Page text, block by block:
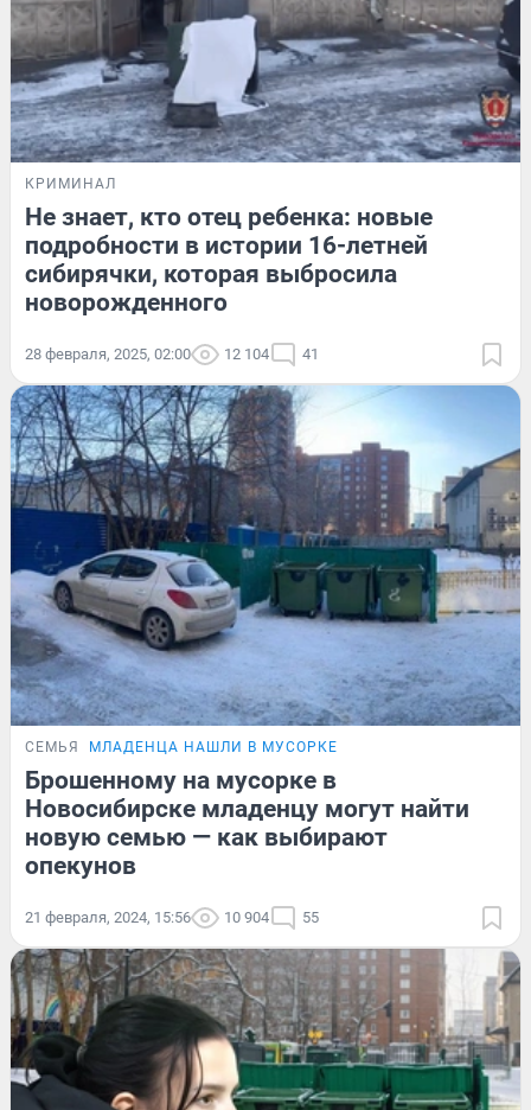
КРИМИНАЛ
Не знает, кто отец ребенка: новые
подробности в истории 16-летней
сибирячки, которая выбросила
новорожденного
28 февраля, 2025, 02:00 12 104 41
СЕМЬЯ МЛАДЕНЦА НАШЛИ В МУСОРКЕ
Брошенному на мусорке в
Новосибирске младенцу могут найти
новую семью — как выбирают
опекунов
21 февраля, 2024, 15:56 10 904 55